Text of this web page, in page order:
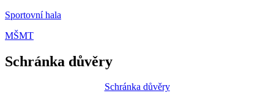
Sportovní hala
MŠMT
Schránka důvěry
Schránka důvěry